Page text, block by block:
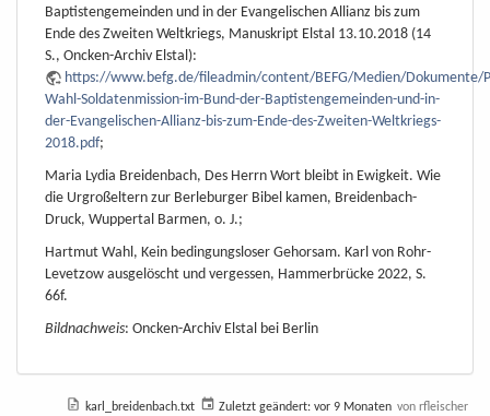
Baptistengemeinden und in der Evangelischen Allianz bis zum
Ende des Zweiten Weltkriegs, Manuskript Elstal 13.10.2018 (14
S., Oncken-Archiv Elstal):
https://www.befg.de/fileadmin/content/BEFG/Medien/Dokumente/
Wahl-Soldatenmission-im-Bund-der-Baptistengemeinden-und-in-
der-Evangelischen-Allianz-bis-zum-Ende-des-Zweiten-Weltkriegs-
2018.pdf;
Maria Lydia Breidenbach, Des Herrn Wort bleibt in Ewigkeit. Wie
die Urgroßeltern zur Berleburger Bibel kamen, Breidenbach-
Druck, Wuppertal Barmen, o. J.;
Hartmut Wahl, Kein bedingungsloser Gehorsam. Karl von Rohr-
Levetzow ausgelöscht und vergessen, Hammerbrücke 2022, S.
66f.
Bildnachweis: Oncken-Archiv Elstal bei Berlin
karl_breidenbach.txt Zuletzt geändert: vor 9 Monaten von rfleischer